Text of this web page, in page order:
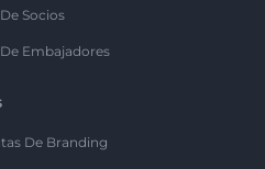
Socios
Embajadores
De Branding